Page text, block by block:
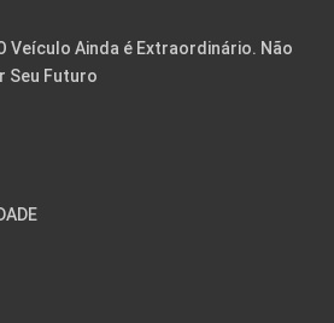
Veículo Ainda é Extraordinário. Não
Seu Futuro